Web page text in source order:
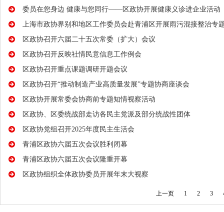
委员在您身边 健康与您同行——区政协开展健康义诊进企业活动
上海市政协界别和地区工作委员会赴青浦区开展雨污混接整治专
区政协召开六届二十五次常委（扩大）会议
区政协召开反映社情民意信息工作例会
区政协召开重点课题调研开题会议
区政协召开“推动制造产业高质量发展”专题协商座谈会
区政协开展常委会协商前专题知情视察活动
区政协、区委统战部走访各民主党派及部分统战性团体
区政协党组召开2025年度民主生活会
青浦区政协六届五次会议胜利闭幕
青浦区政协六届五次会议隆重开幕
区政协组织全体政协委员开展年末大视察
上一页 1 2 3